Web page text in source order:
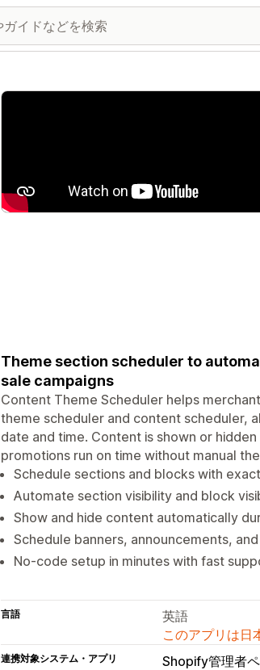
特集の画像ギャラリー
Theme section scheduler to
sale campaigns
Content Theme Scheduler helps
theme scheduler and content scheduler,
date and time. Content is shown or
promotions run on time without manual
Schedule sections and blocks with
Automate section visibility and block
Show and hide content automatically
Schedule banners, announcements,
No-code setup in minutes with fast
言語
英語
このアプリは日
連携対象システム・アプリ Shopify管理者